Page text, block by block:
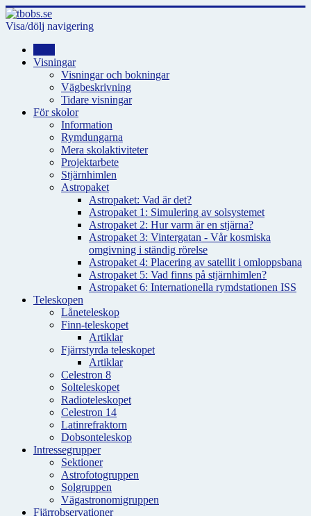
Visa/dölj navigering
Visningar
Visningar och bokningar
Vägbeskrivning
Tidare visningar
För skolor
Information
Rymdungarna
Mera skolaktiviteter
Projektarbete
Stjärnhimlen
Astropaket
Astropaket: Vad är det?
Astropaket 1: Simulering av solsystemet
Astropaket 2: Hur varm är en stjärna?
Astropaket 3: Vintergatan - Vår kosmiska
omgivning i ständig rörelse
Astropaket 4: Placering av satellit i omloppsbana
Astropaket 5: Vad finns på stjärnhimlen?
Astropaket 6: Internationella rymdstationen ISS
Teleskopen
Låneteleskop
Finn-teleskopet
Artiklar
Fjärrstyrda teleskopet
Artiklar
Celestron 8
Solteleskopet
Radioteleskopet
Celestron 14
Latinrefraktorn
Dobsonteleskop
Intressegrupper
Sektioner
Astrofotogruppen
Solgruppen
Vägastronomigruppen
Fjärrobservationer